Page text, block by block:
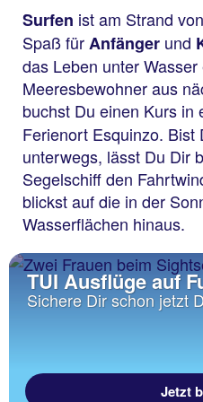
Surfen ist am Strand
Spaß fürAnfänger und
das Leben unter
Meeresbewohner aus
buchst Du einen Kurs in
Ferienort Esquinzo. Bist
unterwegs, lässt Du Dir
Segelschiff den
blickst auf die in der
Wasserflächen hinaus.
TUI Ausflüge auf
Sichere Dir schon jetzt
Jetzt